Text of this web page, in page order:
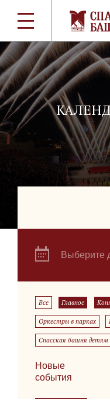
Выберите
Все Главное
Оркестры в парках
Спасская башня детям
Новые
события